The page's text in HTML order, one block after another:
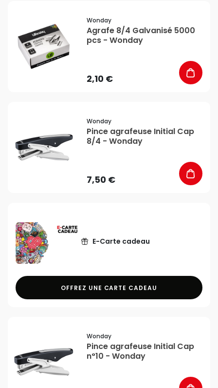
Wonday
Agrafe 8/4 Galvanisé 5000
pcs - Wonday
2,10 €
Wonday
Pince agrafeuse Initial Cap
8/4 - Wonday
7,50 €
E-Carte cadeau
OFFREZ UNE CARTE CADEAU
Wonday
Pince agrafeuse Initial Cap
n°10 - Wonday